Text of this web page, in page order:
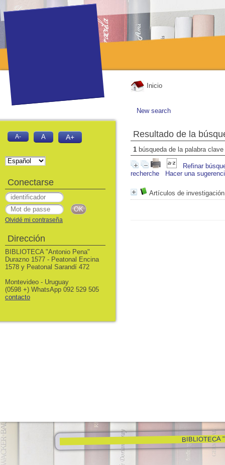
Inicio
New search
Resultado de la
1 búsqueda de la palabra clave
Refinar
recherche
Hacer una
Artículos de
BIBLIOTECA
A- A A+
Conectarse
Olvidé mi contraseña
Dirección
BIBLIOTECA "Antonio Pena"
Durazno 1577 - Peatonal Encina
1578 y Peatonal Sarandí 472
Montevideo - Uruguay
(0598 +) WhatsApp 092 529 505
contacto